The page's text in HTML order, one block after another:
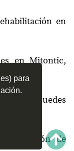
para
en
en Mitontic,
que puedes
de